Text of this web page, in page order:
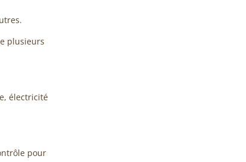
plusieurs
électricité
pour